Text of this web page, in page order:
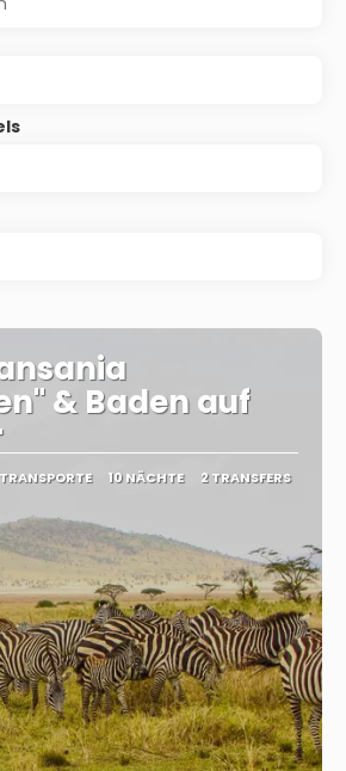
& Baden auf
10 NÄCHTE 2 TRANSFERS